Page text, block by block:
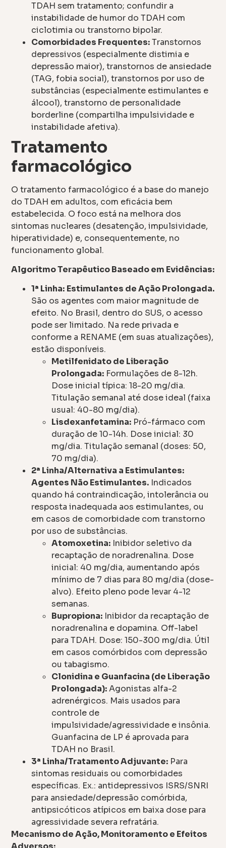
TDAH sem tratamento; confundir a
instabilidade de humor do TDAH com
ciclotimia ou transtorno bipolar.
Comorbidades Frequentes:Transtornos
depressivos (especialmente distimia e
depressão maior), transtornos de ansiedade
(TAG, fobia social), transtornos por uso de
substâncias (especialmente estimulantes e
álcool), transtorno de personalidade
borderline (compartilha impulsividade e
instabilidade afetiva).
Tratamento
farmacológico
O tratamento farmacológico é a base do manejo
do TDAH em adultos, com eficácia bem
estabelecida. O foco está na melhora dos
sintomas nucleares (desatenção, impulsividade,
hiperatividade) e, consequentemente, no
funcionamento global.
Algoritmo Terapêutico Baseado em Evidências:
1ª Linha: Estimulantes de Ação Prolongada.
São os agentes com maior magnitude de
efeito. No Brasil, dentro do SUS, o acesso
pode ser limitado. Na rede privada e
conforme a RENAME (em suas atualizações),
estão disponíveis.
Metilfenidato de Liberação
Prolongada: Formulações de 8-12h.
Dose inicial típica: 18-20 mg/dia.
Titulação semanal até dose ideal (faixa
usual: 40-80 mg/dia).
Lisdexanfetamina: Pró-fármaco com
duração de 10-14h. Dose inicial: 30
mg/dia. Titulação semanal (doses: 50,
70 mg/dia).
2ª Linha/Alternativa a Estimulantes:
Agentes Não Estimulantes. Indicados
quando há contraindicação, intolerância ou
resposta inadequada aos estimulantes, ou
em casos de comorbidade com transtorno
por uso de substâncias.
Atomoxetina: Inibidor seletivo da
recaptação de noradrenalina. Dose
inicial: 40 mg/dia, aumentando após
mínimo de 7 dias para 80 mg/dia (dose-
alvo). Efeito pleno pode levar 4-12
semanas.
Bupropiona: Inibidor da recaptação de
noradrenalina e dopamina. Off-label
para TDAH. Dose: 150-300 mg/dia. Útil
em casos comórbidos com depressão
ou tabagismo.
Clonidina e Guanfacina (de Liberação
Prolongada):Agonistas alfa-2
adrenérgicos. Mais usados para
controle de
impulsividade/agressividade e insônia.
Guanfacina de LP é aprovada para
TDAH no Brasil.
3ª Linha/Tratamento Adjuvante: Para
sintomas residuais ou comorbidades
específicas. Ex.: antidepressivos ISRS/SNRI
para ansiedade/depressão comórbida,
antipsicóticos atípicos em baixa dose para
agressividade severa refratária.
Mecanismo de Ação, Monitoramento e Efeitos